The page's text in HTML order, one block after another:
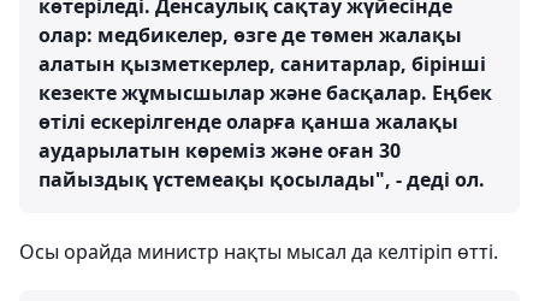
көтеріледі. Денсаулық сақтау жүйесінде
олар: медбикелер, өзге де төмен жалақы
алатын қызметкерлер, санитарлар, бірінші
кезекте жұмысшылар және басқалар. Еңбек
өтілі ескерілгенде оларға қанша жалақы
аударылатын көреміз және оған 30
пайыздық үстемеақы қосылады", - деді ол.
Осы орайда министр нақты мысал да келтіріп өтті.